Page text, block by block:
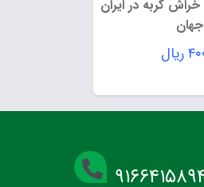
گربه در ایران
ریال